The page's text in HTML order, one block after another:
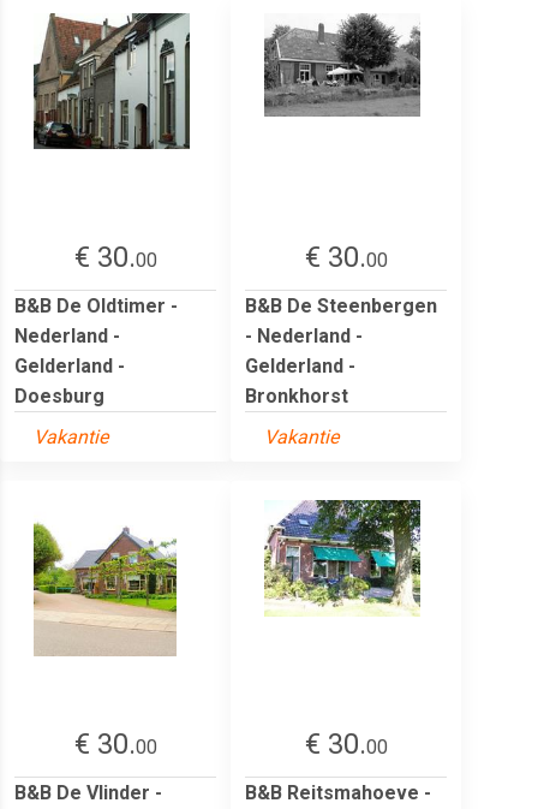
€ 30.00
B&B De Oldtimer -
Nederland -
Gelderland -
Doesburg
Vakantie
€ 30.00
B&B De Steenbergen
- Nederland -
Gelderland -
Bronkhorst
Vakantie
€ 30.00
B&B De Vlinder -
€ 30.00
B&B Reitsmahoeve -